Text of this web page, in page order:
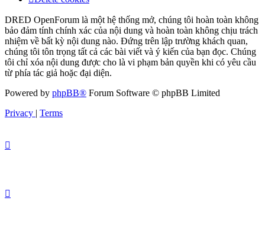
DRED OpenForum là một hệ thống mở, chúng tôi hoàn toàn không
bảo đảm tính chính xác của nội dung và hoàn toàn không chịu trách
nhiệm về bất kỳ nội dung nào. Đứng trên lập trường khách quan,
chúng tôi tôn trọng tất cả các bài viết và ý kiến của bạn đọc. Chúng
tôi chỉ xóa nội dung được cho là vi phạm bản quyền khi có yêu cầu
từ phía tác giả hoặc đại diện.
Powered by phpBB® Forum Software © phpBB Limited
Privacy
Terms